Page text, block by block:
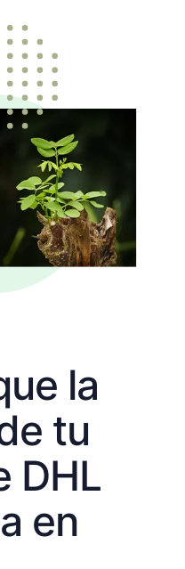
la
tu
DHL
en